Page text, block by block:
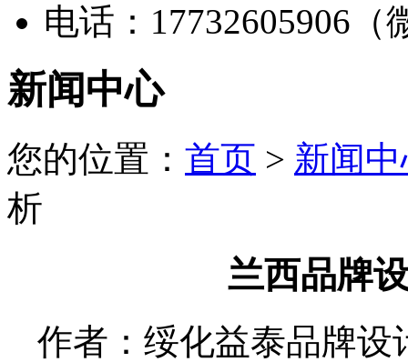
电话：17732605906（
新闻中心
您的位置： 首页 > 新闻
析
兰西品牌
作者：绥化益泰品牌设